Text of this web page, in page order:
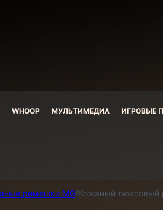
WHOOP МУЛЬТИМЕДИА ИГРОВЫЕ
ремешки MG/Кожаный люксовый